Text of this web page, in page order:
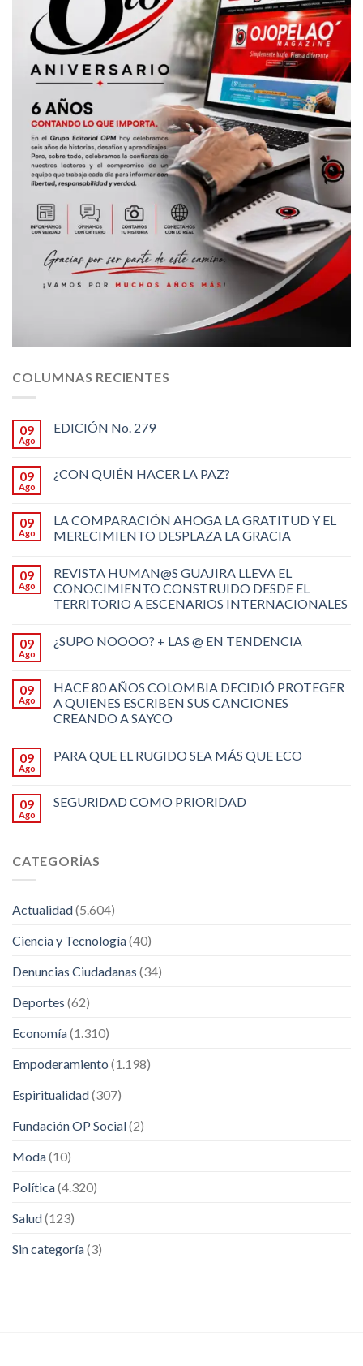
COLUMNAS RECIENTES
09
Ago
EDICIÓN No. 279
09
Ago
¿CON QUIÉN HACER LA PAZ?
09
Ago
LA COMPARACIÓN AHOGA LA GRATITUD Y EL
MERECIMIENTO DESPLAZA LA GRACIA
09
Ago
REVISTA HUMAN@S GUAJIRA LLEVA EL
CONOCIMIENTO CONSTRUIDO DESDE EL
TERRITORIO A ESCENARIOS INTERNACIONALES
09
Ago
¿SUPO NOOOO? + LAS @ EN TENDENCIA
09
Ago
HACE 80 AÑOS COLOMBIA DECIDIÓ PROTEGER
A QUIENES ESCRIBEN SUS CANCIONES
CREANDO A SAYCO
09
Ago
PARA QUE EL RUGIDO SEA MÁS QUE ECO
09
Ago
SEGURIDAD COMO PRIORIDAD
CATEGORÍAS
Actualidad(5.604)
Ciencia y Tecnología(40)
Denuncias Ciudadanas (34)
Deportes (62)
Economía(1.310)
Empoderamiento (1.198)
Espiritualidad(307)
Fundación OP Social(2)
Moda(10)
Política(4.320)
Salud(123)
Sin categoría(3)